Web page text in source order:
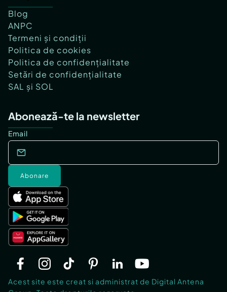
Blog
ANPC
Termeni și condiții
Politica de cookies
Politica de confidențialitate
Setări de confidențialitate
SAL și SOL
Abonează-te la newsletter
Email
Abonare
Acest site este creat si administrat de Digital Antena